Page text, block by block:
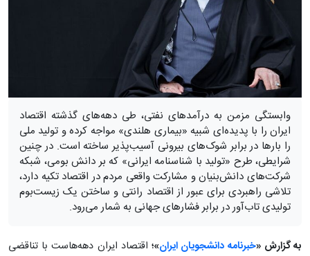
وابستگی مزمن به درآمدهای نفتی، طی دهه‌های گذشته اقتصاد
ایران را با پدیده‌ای شبیه «بیماری هلندی» مواجه کرده و تولید ملی
را بارها در برابر شوک‌های بیرونی آسیب‌پذیر ساخته است. در چنین
شرایطی، طرح «تولید با شناسنامه ایرانی» که بر دانش بومی، شبکه
شرکت‌های دانش‌بنیان و مشارکت واقعی مردم در اقتصاد تکیه دارد،
تلاشی راهبردی برای عبور از اقتصاد رانتی و ساختن یک زیست‌بوم
تولیدی تاب‌آور در برابر فشارهای جهانی به شمار می‌رود.
به گزارش «خبرنامه دانشجویان ایران»؛اقتصاد ایران دهه‌هاست با تناقضی